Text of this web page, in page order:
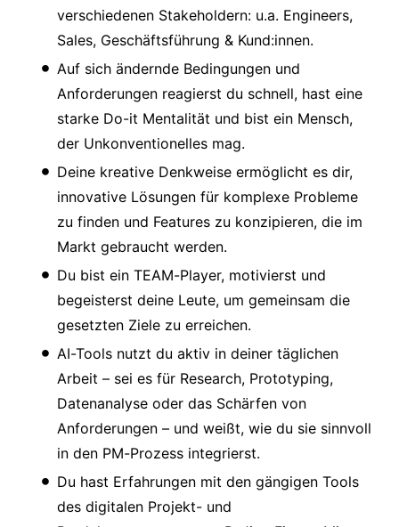
verschiedenen Stakeholdern: u.a. Engineers,
Sales, Geschäftsführung & Kund:innen.
Auf sich ändernde Bedingungen und
Anforderungen reagierst du schnell, hast eine
starke Do-it Mentalität und bist ein Mensch,
der Unkonventionelles mag.
Deine kreative Denkweise ermöglicht es dir,
innovative Lösungen für komplexe Probleme
zu finden und Features zu konzipieren, die im
Markt gebraucht werden.
Du bist ein TEAM-Player, motivierst und
begeisterst deine Leute, um gemeinsam die
gesetzten Ziele zu erreichen.
AI-Tools nutzt du aktiv in deiner täglichen
Arbeit – sei es für Research, Prototyping,
Datenanalyse oder das Schärfen von
Anforderungen – und weißt, wie du sie sinnvoll
in den PM-Prozess integrierst.
Du hast Erfahrungen mit den gängigen Tools
des digitalen Projekt- und